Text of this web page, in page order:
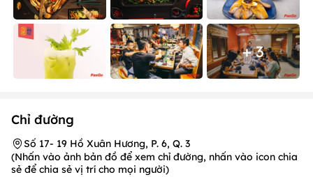
+ 3
Chỉ đường
Số 17- 19 Hồ Xuân Hương, P. 6, Q. 3
(Nhấn vào ảnh bản đồ để xem chỉ đường, nhấn vào icon chia
sẻ để chia sẻ vị trí cho mọi người)